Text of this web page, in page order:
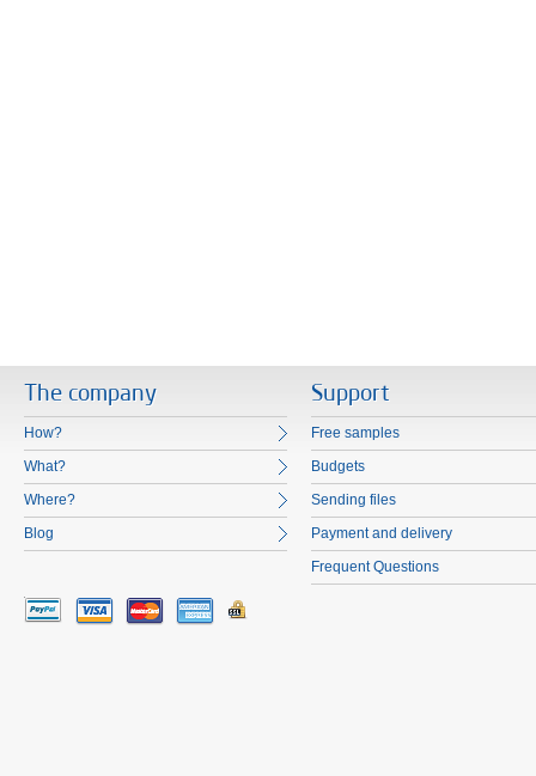
The company
How?
What?
Where?
Blog
Support
Free samples
Budgets
Sending files
Payment and delivery
Frequent Questions